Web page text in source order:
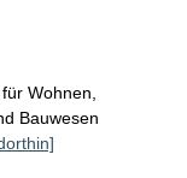
Wohnen,
Bauwesen